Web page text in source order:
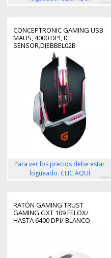
267832
CONCEPTRONIC GAMING USB
MAUS, 4000 DPI, IC
SENSOR,DJEBBEL02B
Para ver los precios debe estar
logueado. CLIC AQUÍ
228856
RATÓN GAMING TRUST
GAMING GXT 109 FELOX/
HASTA 6400 DPI/ BLANCO